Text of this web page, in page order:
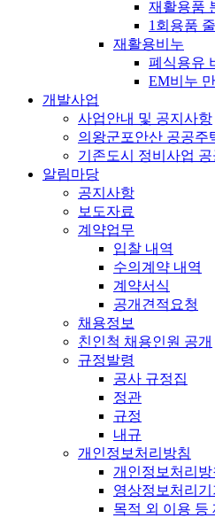
재활용품
1회용품 줄
재활용비누
폐식용유
EM비누 만
개발사업
사업안내 및 공지사항
의왕군포안산 공공주
기존도시 정비사업 공
알림마당
공지사항
보도자료
계약업무
입찰 내역
수의계약 내역
계약서식
공개견적요청
채용정보
친인척 채용인원 공개
규정발령
공사 규정집
정관
규정
내규
개인정보처리방침
개인정보처리방
영상정보처리기
목적 외 이용 등